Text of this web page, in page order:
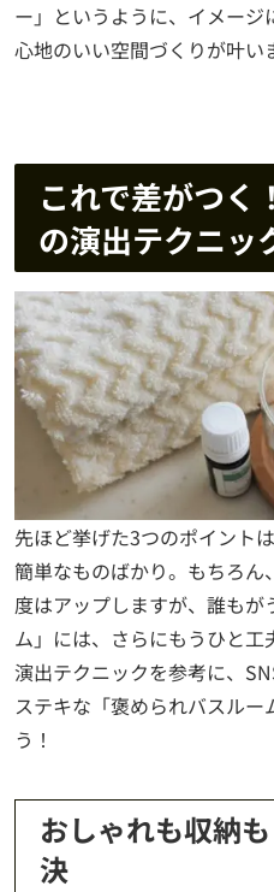
ー」というように、イメージ
心地のいい空間づくりが叶い
これで差がつく
の演出テクニッ
先ほど挙げた3つのポイント
簡単なものばかり。もちろ
度はアップしますが、誰も
ム」には、さらにもうひと工
演出テクニックを参考に、
ステキな「褒められバスルー
う！
おしゃれも収納
決